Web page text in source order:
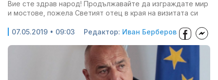
Вие сте здрав народ! Продължавайте да изграждате мир
и мостове, пожела Светият отец в края на визитата си
07.05.2019 • 09:03 Редактор: Иван Берберов